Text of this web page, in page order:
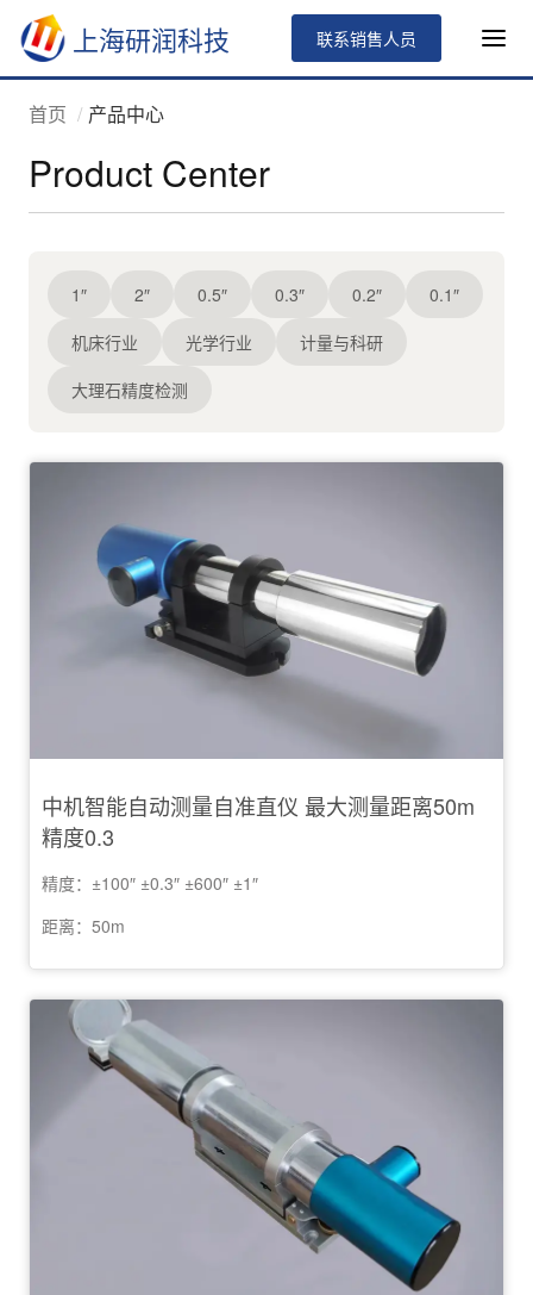
上海研润科技 联系销售人员
首页 产品中心
Product Center
1″ 2″ 0.5″ 0.3″ 0.2″
0.1″
机床行业
光学行业
计量与科研
大理石精度检测
中机智能自动测量自准直仪 最大测量距离50m
精度0.3
精度：±100″ ±0.3″ ±600″ ±1″
距离：50m